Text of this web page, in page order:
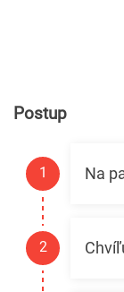
Postup
Na